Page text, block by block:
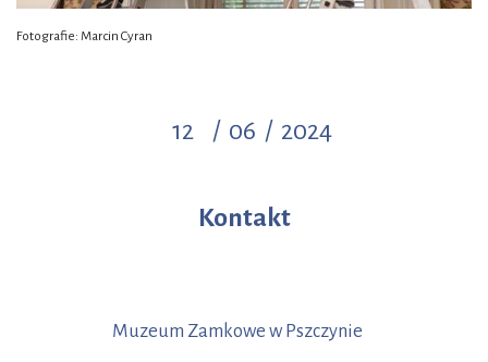
Fotografie: Marcin Cyran
12 / 06 / 2024
Kontakt
Muzeum Zamkowe w Pszczynie